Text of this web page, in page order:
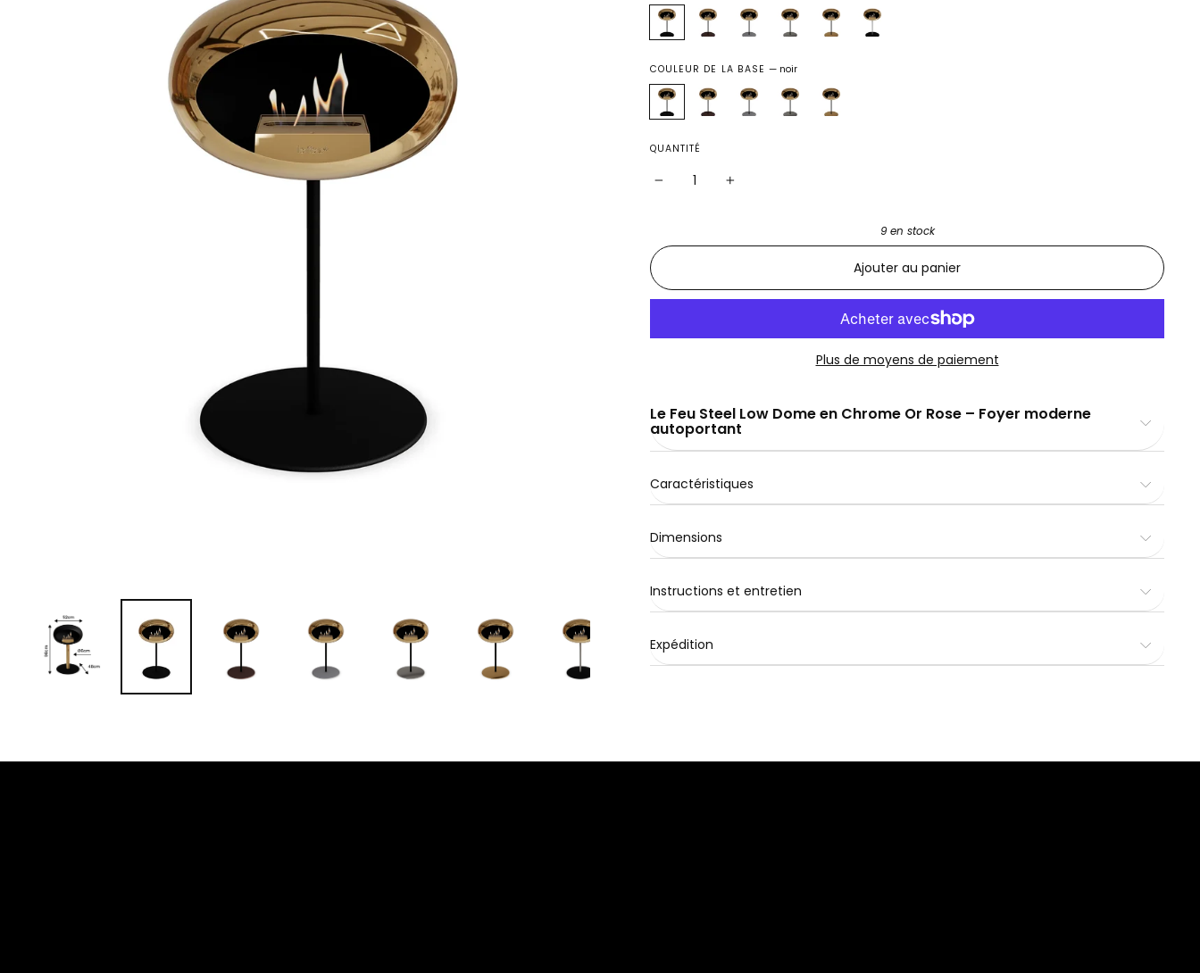
COULEUR DE LA BASE — noir
QUANTITÉ
9 en stock
Ajouter au panier
Plus de moyens de paiement
Le Feu Steel Low Dome en Chrome Or Rose – Foyer moderne
autoportant
Caractéristiques
Dimensions
Instructions et entretien
Expédition